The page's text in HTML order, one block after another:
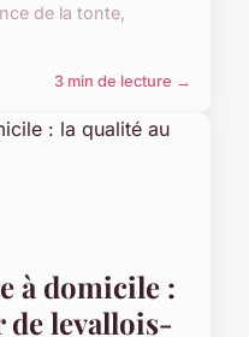
de la tonte,
3 min de lecture →
à domicile :
levallois-